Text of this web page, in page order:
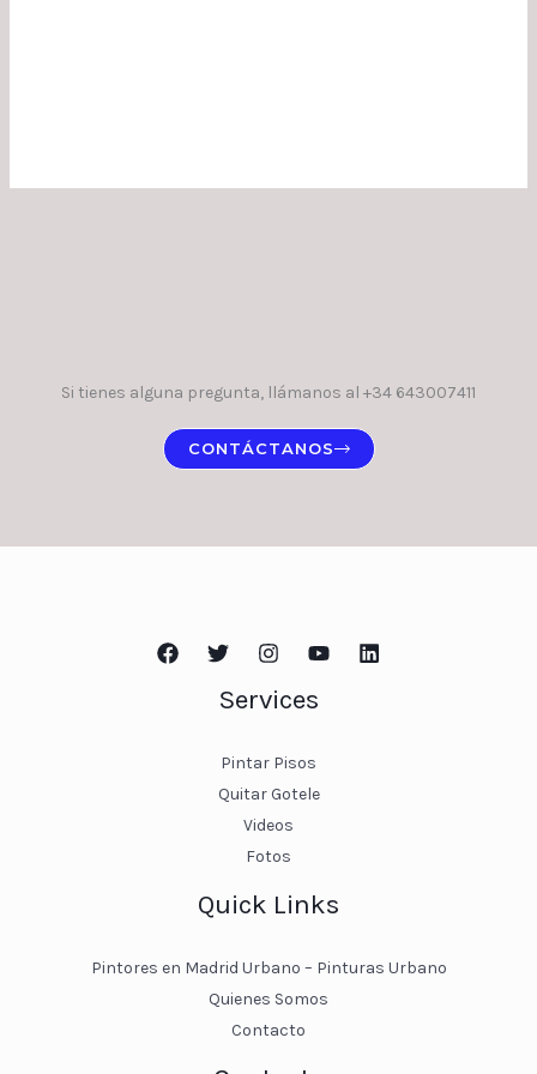
Si tienes alguna pregunta, llámanos al +34 643007411
CONTÁCTANOS
Services
Pintar Pisos
Quitar Gotele
Videos
Fotos
Quick Links
Pintores en Madrid Urbano – Pinturas Urbano
Quienes Somos
Contacto